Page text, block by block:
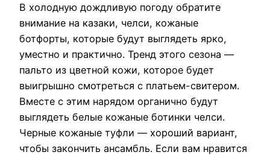
В холодную дождливую погоду обратите
внимание на казаки, челси, кожаные
ботфорты, которые будут выглядеть ярко,
уместно и практично. Тренд этого сезона —
пальто из цветной кожи, которое будет
выигрышно смотреться с платьем-свитером.
Вместе с этим нарядом органично будут
выглядеть белые кожаные ботинки челси.
Черные кожаные туфли — хороший вариант,
чтобы закончить ансамбль. Если вам нравится